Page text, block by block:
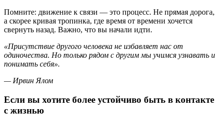
Помните: движение к связи — это процесс. Не прямая дорога,
а скорее кривая тропинка, где время от времени хочется
свернуть назад. Важно, что вы начали идти.
«Присутствие другого человека не избавляет нас от
одиночества. Но только рядом с другим мы учимся узнавать и
понимать себя».
— Ирвин Ялом
Если вы хотите более устойчиво быть в контакте
с жизнью